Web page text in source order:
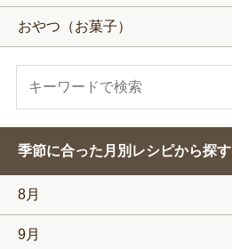
おやつ（お菓子）
季節に合った月別レシピから探す
8月
9月